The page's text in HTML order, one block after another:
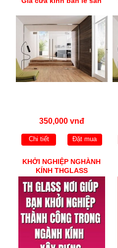
350,000 vnđ
Chi tiết Đặt mua
KHỞI NGHIỆP NGHÀNH
KÍNH THGLASS